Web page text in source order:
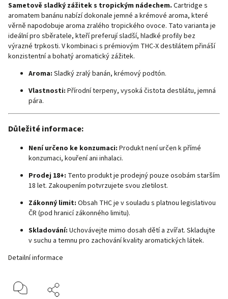
Sametově sladký zážitek s tropickým nádechem. Cartridge s
aromatem banánu nabízí dokonale jemné a krémové aroma, které
věrně napodobuje aroma zralého tropického ovoce. Tato varianta je
ideální pro sběratele, kteří preferují sladší, hladké profily bez
výrazné trpkosti. V kombinaci s prémiovým THC-X destilátem přináší
konzistentní a bohatý aromatický zážitek.
Aroma: Sladký zralý banán, krémový podtón.
Vlastnosti: Přírodní terpeny, vysoká čistota destilátu, jemná
pára.
Důležité informace:
Není určeno ke konzumaci: Produkt není určen k přímé
konzumaci, kouření ani inhalaci.
Prodej 18+: Tento produkt je prodejný pouze osobám starším
18 let. Zakoupením potvrzujete svou zletilost.
Zákonný limit: Obsah THC je v souladu s platnou legislativou
ČR (pod hranicí zákonného limitu).
Skladování: Uchovávejte mimo dosah dětí a zvířat. Skladujte
v suchu a temnu pro zachování kvality aromatických látek.
Detailní informace